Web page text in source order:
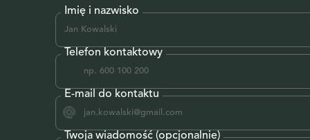
Imię i nazwisko
Telefon kontaktowy
E-mail do kontaktu
Twoja wiadomość (opcjonalnie)